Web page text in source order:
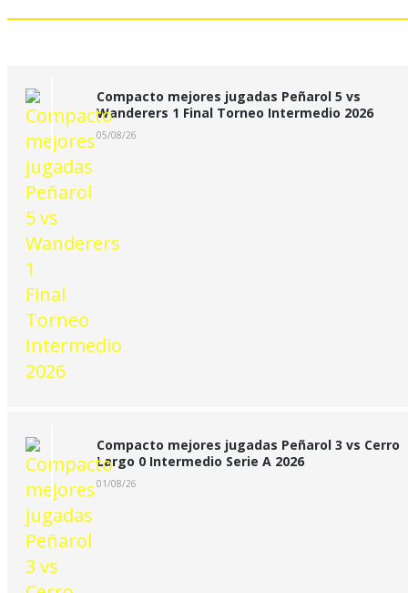
Compacto mejores jugadas Peñarol 5 vs
Wanderers 1 Final Torneo Intermedio 2026
05/08/26
Compacto mejores jugadas Peñarol 3 vs Cerro
Largo 0 Intermedio Serie A 2026
01/08/26